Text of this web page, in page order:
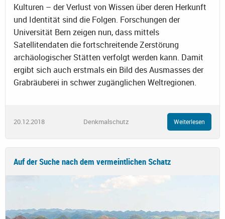
Kulturen – der Verlust von Wissen über deren Herkunft
und Identität sind die Folgen. Forschungen der
Universität Bern zeigen nun, dass mittels
Satellitendaten die fortschreitende Zerstörung
archäologischer Stätten verfolgt werden kann. Damit
ergibt sich auch erstmals ein Bild des Ausmasses der
Grabräuberei in schwer zugänglichen Weltregionen.
20.12.2018 Denkmalschutz Weiterlesen
Auf der Suche nach dem vermeintlichen Schatz